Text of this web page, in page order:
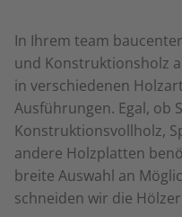
In Ihrem team
und Konstruktionsholz
in verschiedenen
Ausführungen. Egal, ob
Konstruktionsvollholz,
andere Holzplatten
breite Auswahl an
schneiden wir die